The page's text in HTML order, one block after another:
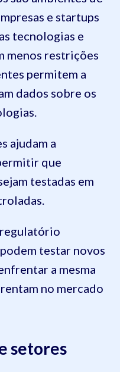
e startups
tecnologias e
menos restrições
permitem a
dados sobre os
ajudam a
que
testadas em
regulatório
testar novos
a mesma
no mercado
setores